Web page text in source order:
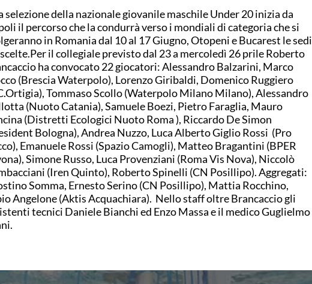
selezione della nazionale giovanile maschile Under 20 inizia da
il percorso che la condurrà verso i mondiali di categoria che si
in Romania dal 10 al 17 Giugno, Otopeni e Bucarest le sedi
il collegiale previsto dal 23 a mercoledì 26 prile Roberto
ha convocato 22 giocatori: Alessandro Balzarini, Marco
(Brescia Waterpolo), Lorenzo Giribaldi, Domenico Ruggiero
Tommaso Scollo (Waterpolo Milano Milano), Alessandro
(Nuoto Catania), Samuele Boezi, Pietro Faraglia, Mauro
(Distretti Ecologici Nuoto Roma ), Riccardo De Simon
Bologna), Andrea Nuzzo, Luca Alberto Giglio Rossi (Pro
Emanuele Rossi (Spazio Camogli), Matteo Bragantini (BPER
Simone Russo, Luca Provenziani (Roma Vis Nova), Niccolò
(Iren Quinto), Roberto Spinelli (CN Posillipo). Aggregati:
Somma, Ernesto Serino (CN Posillipo), Mattia Rocchino,
Angelone (Aktis Acquachiara). Nello staff oltre Brancaccio gli
tecnici Daniele Bianchi ed Enzo Massa e il medico Guglielmo